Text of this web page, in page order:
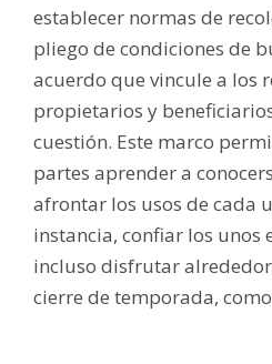
establecer normas de
pliego de condiciones de
acuerdo que vincule a los
propietarios y
cuestión. Este marco
partes aprender a
afrontar los usos de cada
instancia, confiar los unos
incluso disfrutar
cierre de temporada,